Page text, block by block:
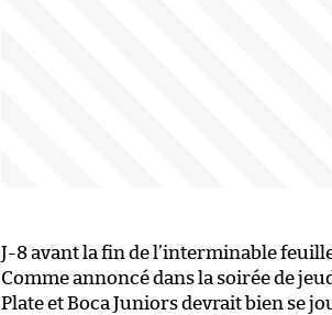
J-8 avant la fin de l’interminable
Comme annoncé dans la soirée de
Plate et Boca Juniors devrait bien se